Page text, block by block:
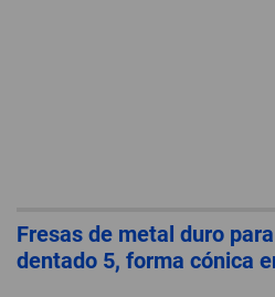
Fresas de metal duro
dentado 5, forma cónica